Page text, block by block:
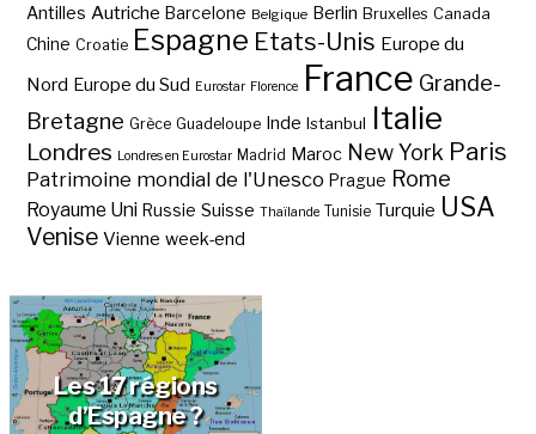
Antilles Autriche Barcelone Belgique Berlin Bruxelles Canada
Chine Croatie Espagne Etats-Unis Europe du
Nord Europe du Sud Eurostar Florence France Grande-
Bretagne Grèce Guadeloupe Inde Istanbul Italie
Londres Londres en Eurostar Madrid Maroc New York Paris
Patrimoine mondial de l'Unesco Prague Rome
Royaume Uni Russie Suisse Thaïlande Tunisie Turquie USA
Venise Vienne week-end
Les 17 régions
d’Espagne ?